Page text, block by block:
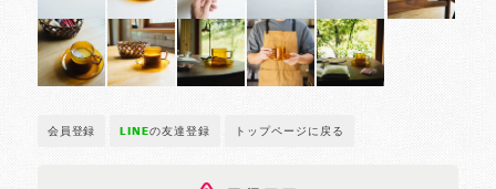
会員登録 LINEの友達登録 トップページに戻る